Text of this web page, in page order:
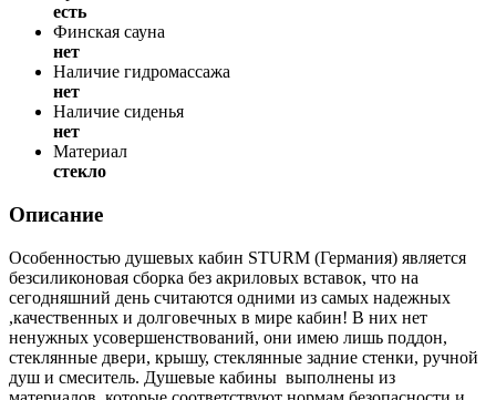
есть
Финская сауна
нет
Наличие гидромассажа
нет
Наличие сиденья
нет
Материал
стекло
Описание
Особенностью душевых кабин STURM (Германия) является
безсиликоновая сборка без акриловых вставок, что на
сегодняшний день считаются одними из самых надежных
,качественных и долговечных в мире кабин! В них нет
ненужных усовершенствований, они имею лишь поддон,
стеклянные двери, крышу, стеклянные задние стенки, ручной
душ и смеситель. Душевые кабины выполнены из